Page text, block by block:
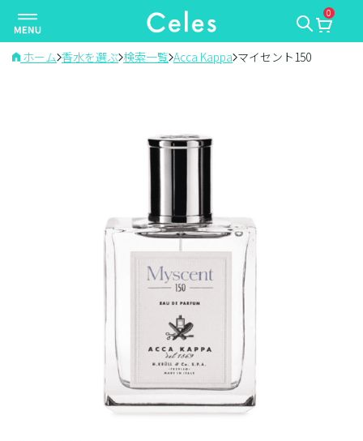
ナ
ビ
ゲ
0
ホーム 香水を選ぶ 検索一覧 Acca Kappa マイセント150